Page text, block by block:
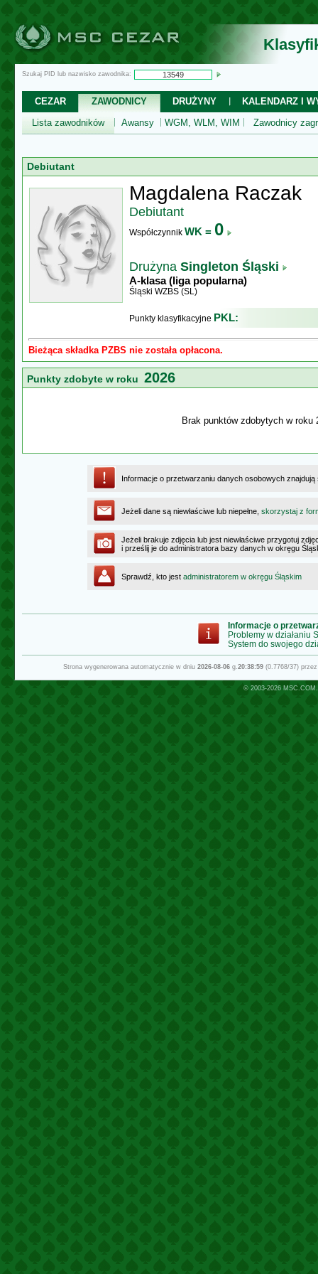
Szukaj PID lub nazwisko zawodnika:
CEZAR ZAWODNICY DRUŻYNY
KALENDARZ I
Lista zawodników
Awansy WGM, WLM, WIM Zawodnicy
Debiutant
Magdalena Raczak
Debiutant
Współczynnik WK = 0
Drużyna Singleton Śląski
A-klasa (liga popularna)
Śląski WZBS (SL)
Punkty klasyfikacyjne PKL:
Bieżąca składka PZBS nie została opłacona.
Punkty zdobyte w roku 2026
Brak punktów zdobytych w roku
Informacje o przetwarzaniu danych osobowych
Jeżeli dane są niewłaściwe lub niepełne, skorzystaj z
Jeżeli brakuje zdjęcia lub jest niewłaściwe przygotuj
i prześlij je do administratora bazy danych w okręgu
Sprawdź, kto jest administratorem w okręgu Śląskim
Informacje o
Problemy w działaniu
System do swojego
Strona wygenerowana automatycznie w dniu 2026-08-06g.20:38:59(0.7768/37)
© 2003-2026